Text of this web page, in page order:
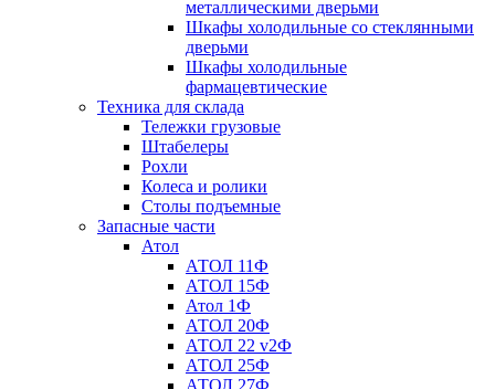
металлическими дверьми
Шкафы холодильные со стеклянными
дверьми
Шкафы холодильные
фармацевтические
Техника для склада
Тележки грузовые
Штабелеры
Рохли
Колеса и ролики
Столы подъемные
Запасные части
Атол
АТОЛ 11Ф
АТОЛ 15Ф
Атол 1Ф
АТОЛ 20Ф
АТОЛ 22 v2Ф
АТОЛ 25Ф
АТОЛ 27Ф